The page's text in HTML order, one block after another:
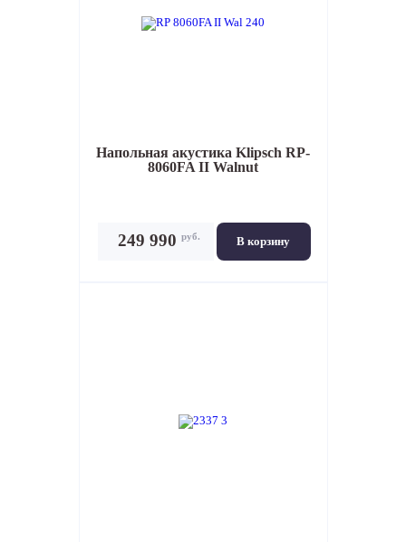
Напольная акустика Klipsch RP-
8060FA II Walnut
В корзину
249 990 руб.